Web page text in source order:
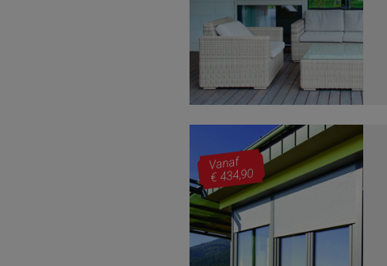
Vanaf
€ 434,90